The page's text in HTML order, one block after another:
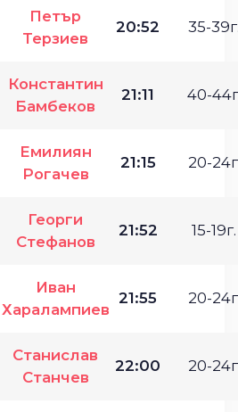
Петър
Терзиев
20:52 35-
Константин
Бамбеков
21:11 40-
Емилиян
Рогачев
21:15 20-
Георги
Стефанов
21:52 15-19г.
Иван
Харалампиев
21:55 20-
Станислав
Станчев
22:00 20-